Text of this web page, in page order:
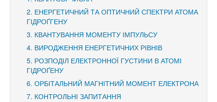
2. ЕНЕРГЕТИЧНИЙ ТА ОПТИЧНИЙ СПЕКТРИ АТОМА
ГІДРОҐГЕНУ
3. КВАНТУВАННЯ МОМЕНТУ ІМПУЛЬСУ
4. ВИРОДЖЕННЯ ЕНЕРГЕТИЧНИХ РІВНІВ
5. РОЗПОДІЛ ЕЛЕКТРОННОЇ ГУСТИНИ В АТОМІ
ГІДРОҐЕНУ
6. ОРБІТАЛЬНИЙ МАГНІТНИЙ МОМЕНТ ЕЛЕКТРОНА
7. КОНТРОЛЬНІ ЗАПИТАННЯ